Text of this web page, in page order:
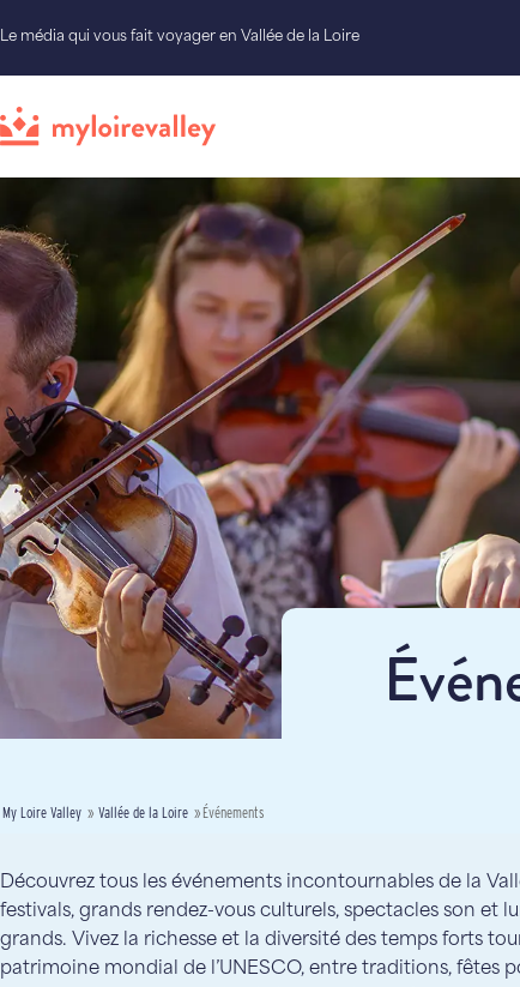
Le média qui vous fait voyager en Vallée de la Loire
My Loire Valley » Vallée de la Loire »Événements
Découvrez tous les événements incontournables de la
festivals, grands rendez-vous culturels, spectacles son et
grands. Vivez la richesse et la diversité des temps forts
patrimoine mondial de l’UNESCO, entre traditions, fêtes